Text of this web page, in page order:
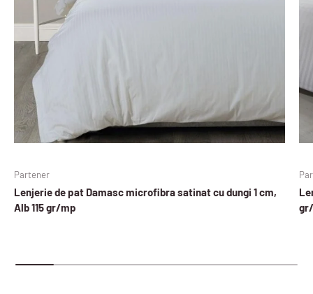
Partener
Lenjerie de pat Damasc microfibra satinat cu dungi 1 cm,
Alb 115 gr/mp